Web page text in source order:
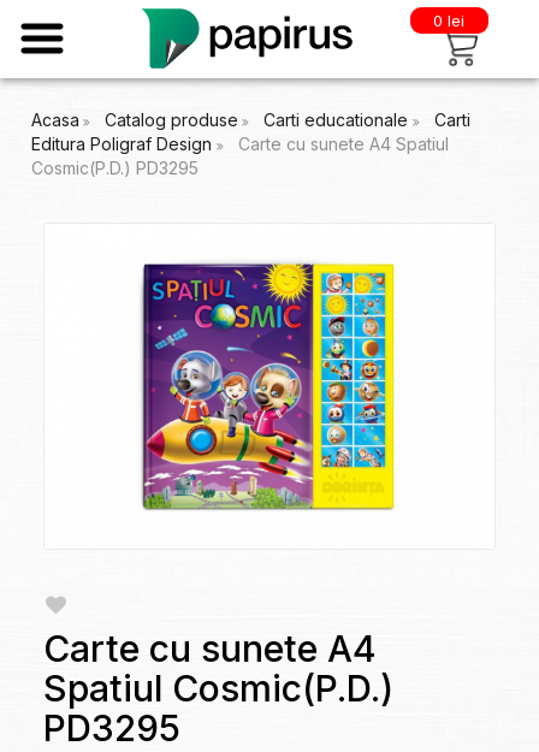
0 lei
Acasa Catalog produse Carti educationale
Carti
Editura Poligraf Design
Carte cu sunete A4 Spatiul
Cosmic(P.D.) PD3295
Carte cu sunete A4
Spatiul Cosmic(P.D.)
PD3295